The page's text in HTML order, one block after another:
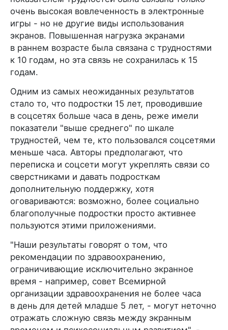
очень высокая вовлеченность в электронные
игры - но не другие виды использования
экранов. Повышенная нагрузка экранами
в раннем возрасте была связана с трудностями
к 10 годам, но эта связь не сохранилась к 15
годам.
Одним из самых неожиданных результатов
стало то, что подростки 15 лет, проводившие
в соцсетях больше часа в день, реже имели
показатели "выше среднего" по шкале
трудностей, чем те, кто пользовался соцсетями
меньше часа. Авторы предполагают, что
переписка и соцсети могут укреплять связи со
сверстниками и давать подросткам
дополнительную поддержку, хотя
оговариваются: возможно, более социально
благополучные подростки просто активнее
пользуются этими приложениями.
"Наши результаты говорят о том, что
рекомендации по здравоохранению,
ограничивающие исключительно экранное
время - например, совет Всемирной
организации здравоохранения не более часа
в день для детей младше 5 лет, - могут неточно
отражать сложную связь между экранным